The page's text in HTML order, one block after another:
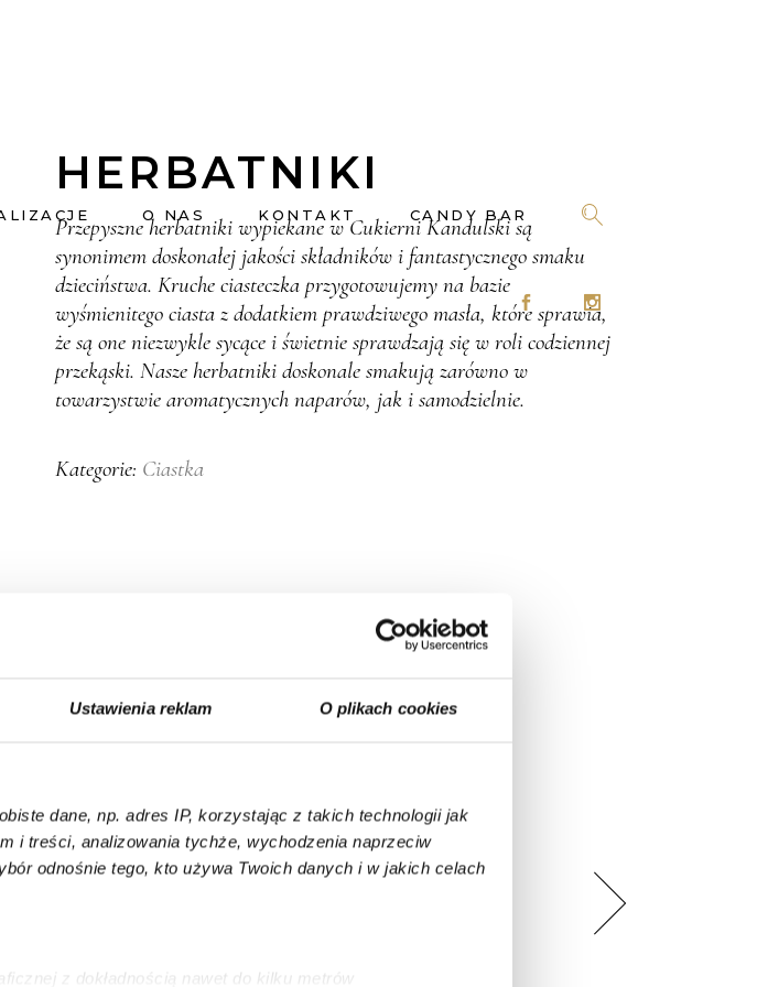
Ustawienia reklam O plikach cookies
dane, np. adres IP, korzystając z takich technologii jak
i treści, analizowania tychże, wychodzenia naprzeciw
odnośnie tego, kto używa Twoich danych i w jakich celach
z dokładnością nawet do kilku metrów
O NAS KONTAKT CANDY BAR
HERBATNIKI
Przepyszne herbatniki wypiekane w Cukierni Kandulski są
synonimem doskonałej jakości składników i fantastycznego smaku
dzieciństwa. Kruche ciasteczka przygotowujemy na bazie
wyśmienitego ciasta z dodatkiem prawdziwego masła, które sprawia,
że są one niezwykle sycące i świetnie sprawdzają się w roli codziennej
przekąski. Nasze herbatniki doskonale smakują zarówno w
towarzystwie aromatycznych naparów, jak i samodzielnie.
Kategorie: Ciastka